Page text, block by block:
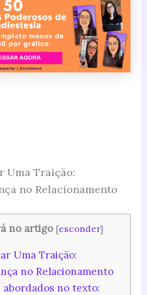
Uma Traição:
no Relacionamento
no artigo [esconder]
Uma Traição:
no Relacionamento
abordados no texto: